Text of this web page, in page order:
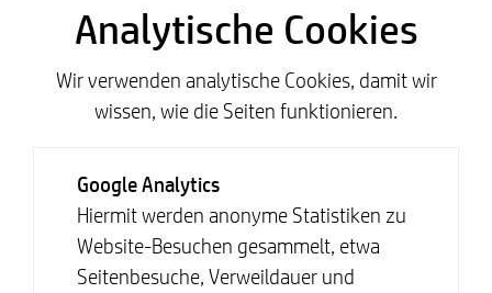
Analytische Cookies
Wir verwenden analytische Cookies, damit wir
wissen, wie die Seiten funktionieren.
Google Analytics
Hiermit werden anonyme Statistiken zu
Website-Besuchen gesammelt, etwa
Seitenbesuche, Verweildauer und